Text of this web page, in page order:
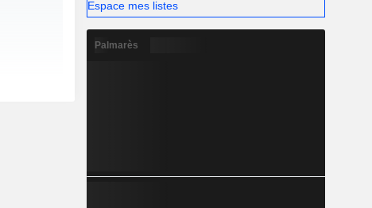
Espace mes listes
Palmarès